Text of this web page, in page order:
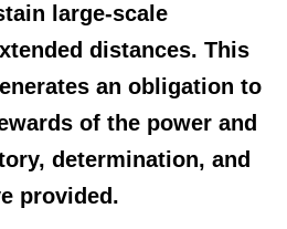
large-scale
distances. This
an obligation to
of the power and
determination, and
provided.